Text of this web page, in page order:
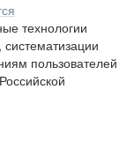
технологии
пользователей